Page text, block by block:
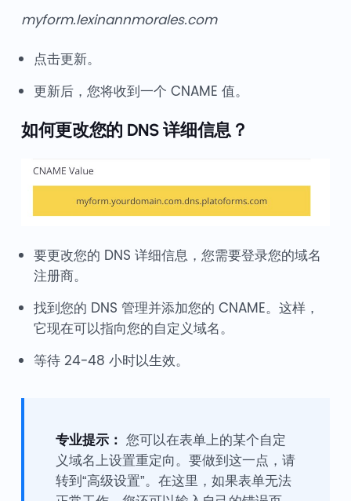
myform.lexinannmorales.com
点击更新。
更新后，您将收到一个 CNAME 值。
如何更改您的 DNS 详细信息？
要更改您的 DNS 详细信息，您需要登录您的域名
注册商。
找到您的 DNS 管理并添加您的 CNAME。这样，
它现在可以指向您的自定义域名。
等待 24-48 小时以生效。
专业提示： 您可以在表单上的某个自定
义域名上设置重定向。要做到这一点，请
转到“高级设置”。在这里，如果表单无法